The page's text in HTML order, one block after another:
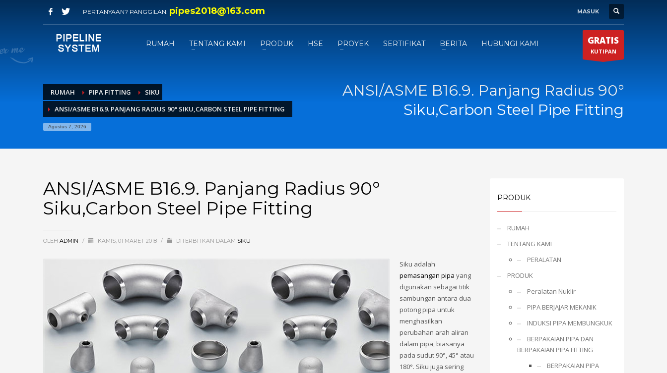
PERTANYAAN? PANGGILAN: pipes2018@163.com MASUK
RUMAH TENTANG KAMI PRODUK HSE PROYEK SERTIFIKAT BERITA HUBUNGI KAMI GRATIS
KUTIPAN
RUMAH PIPA FITTING
SIKU
ANSI/ASME B16.9. PANJANG RADIUS 90° SIKU,CARBON STEEL PIPE FITTING
Agustus 7, 2026
ANSI/ASME B16.9. Panjang Radius 90°
Siku,Carbon Steel Pipe Fitting
ANSI/ASME B16.9. Panjang Radius 90°
Siku,Carbon Steel Pipe Fitting
OLEH ADMIN / KAMIS, 01 MARET 2018 / DITERBITKAN DALAM SIKU
Siku adalah
pemasangan pipa yang
digunakan sebagai titik
sambungan antara dua
potong pipa untuk
menghasilkan
perubahan arah aliran
dalam pipa, biasanya
pada sudut 90°, 45° atau
180°. Siku juga sering
PRODUK
RUMAH
TENTANG KAMI
PERALATAN
PRODUK
Peralatan Nuklir
PIPA BERJAJAR MEKANIK
INDUKSI PIPA MEMBUNGKUK
BERPAKAIAN PIPA DAN
BERPAKAIAN PIPA FITTING
BERPAKAIAN PIPA